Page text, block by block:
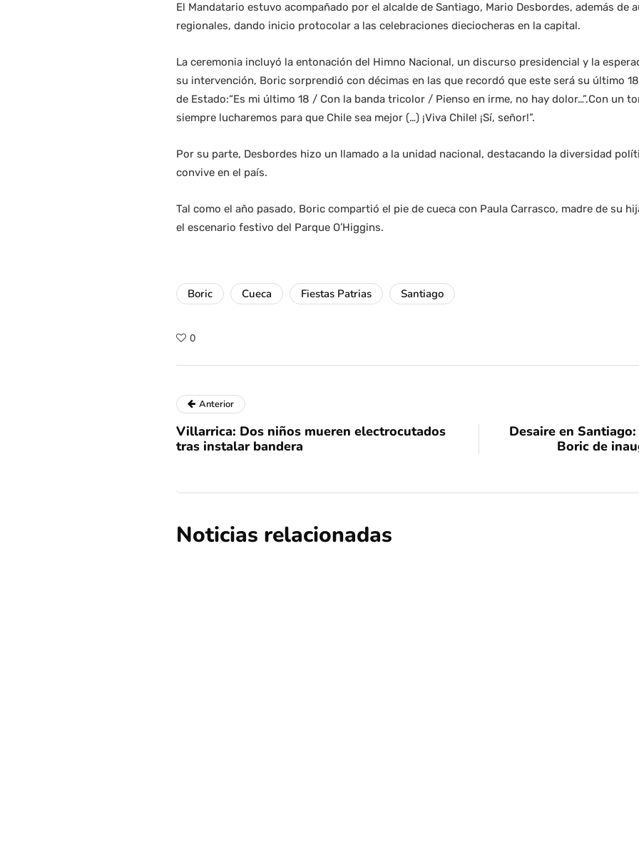
El Mandatario estuvo acompañado por el alcalde de Santiago, Mario Desbordes, además de
regionales, dando inicio protocolar a las celebraciones dieciocheras en la capital.
La ceremonia incluyó la entonación del Himno Nacional, un discurso presidencial y la
su intervención, Boric sorprendió con décimas en las que recordó que este será su último
de Estado:“Es mi último 18 / Con la banda tricolor / Pienso en irme, no hay dolor…”.Con un
siempre lucharemos para que Chile sea mejor (…) ¡Viva Chile! ¡Sí, señor!”.
Por su parte, Desbordes hizo un llamado a la unidad nacional, destacando la diversidad
convive en el país.
Tal como el año pasado, Boric compartió el pie de cueca con Paula Carrasco, madre de su
el escenario festivo del Parque O’Higgins.
Boric Cueca Fiestas Patrias Santiago
0
Anterior
Villarrica: Dos niños mueren electrocutados
tras instalar bandera
Desaire en
Boric de
Noticias relacionadas